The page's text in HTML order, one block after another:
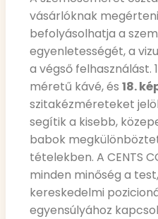
vásárlóknak
befolyásolhatja a
egyenletességét, a
a végső felhasználást.
méretű kávé, és 18.
szitakézméreteket
segítik a kisebb,
babok
tételekben. A CENTS
minden minőség a
kereskedelmi
egyensúlyához